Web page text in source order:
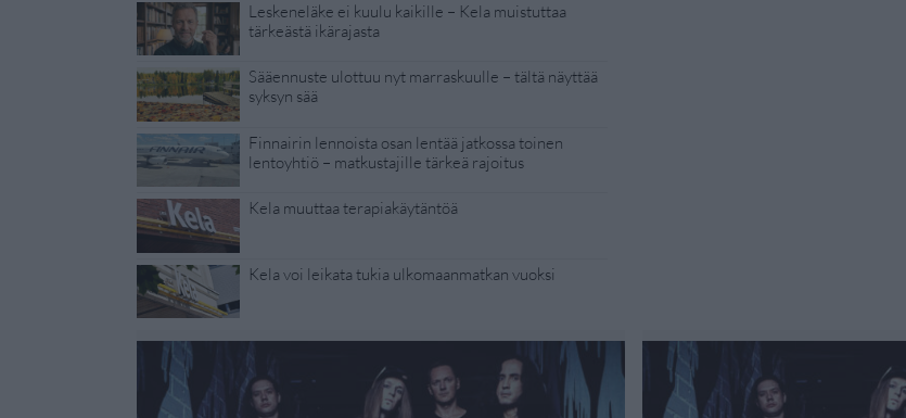
Leskeneläke ei kuulu kaikille – Kela muistuttaa
tärkeästä ikärajasta
Sääennuste ulottuu nyt marraskuulle – tältä näyttää
syksyn sää
Finnairin lennoista osan lentää jatkossa toinen
lentoyhtiö – matkustajille tärkeä rajoitus
Kela muuttaa terapiakäytäntöä
Kela voi leikata tukia ulkomaanmatkan vuoksi